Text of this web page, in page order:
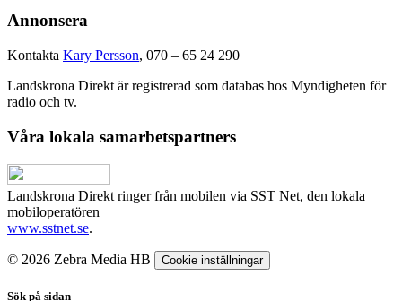
Annonsera
Kontakta Kary Persson, 070 – 65 24 290
Landskrona Direkt är registrerad som databas hos Myndigheten för
radio och tv.
Våra lokala samarbetspartners
Landskrona Direkt ringer från mobilen via SST Net, den lokala
mobiloperatören
www.sstnet.se.
© 2026 Zebra Media HB Cookie inställningar
Sök på sidan